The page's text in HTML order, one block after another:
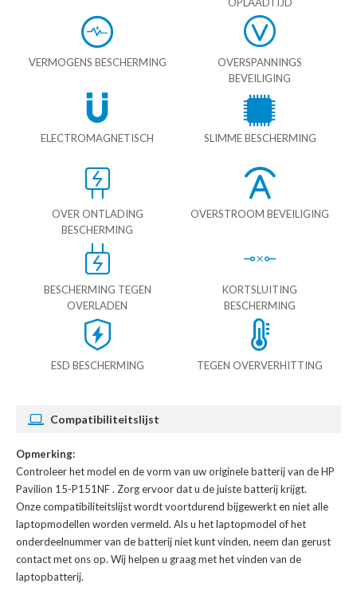
VERMOGENS BESCHERMING
OVERSPANNINGS
BEVEILIGING
ELECTROMAGNETISCH SLIMME BESCHERMING
OVER ONTLADING
BESCHERMING
OVERSTROOM BEVEILIGING
BESCHERMING TEGEN
OVERLADEN
KORTSLUITING
BESCHERMING
ESD BESCHERMING TEGEN OVERVERHITTING
Compatibiliteitslijst
Opmerking:
Controleer het model en de vorm van uw originele batterij van de HP
Pavilion 15-P151NF. Zorg ervoor dat u de juiste batterij krijgt.
Onze compatibiliteitslijst wordt voortdurend bijgewerkt en niet alle
laptopmodellen worden vermeld. Als u het laptopmodel of het
onderdeelnummer van de batterij niet kunt vinden, neem dan gerust
contact met ons op. Wij helpen u graag met het vinden van de
laptopbatterij.